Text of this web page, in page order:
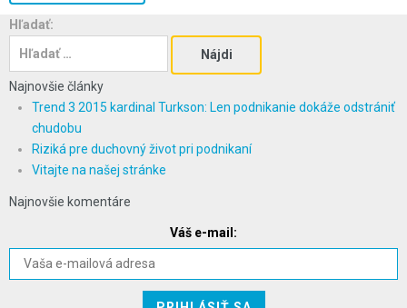
Hľadať:
Najnovšie články
Trend 3 2015 kardinal Turkson: Len podnikanie dokáže odstrániť
chudobu
Riziká pre duchovný život pri podnikaní
Vitajte na našej stránke
Najnovšie komentáre
Váš e-mail: